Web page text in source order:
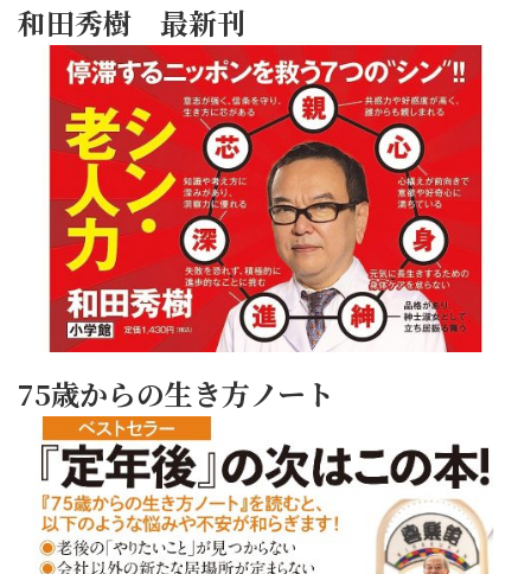
和田秀樹 最新刊
75歳からの生き方ノート